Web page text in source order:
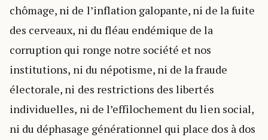
chômage, ni de l’inflation galopante, ni de la fuite
des cerveaux, ni du fléau endémique de la
corruption qui ronge notre société et nos
institutions, ni du népotisme, ni de la fraude
électorale, ni des restrictions des libertés
individuelles, ni de l’effilochement du lien social,
ni du déphasage générationnel qui place dos à dos